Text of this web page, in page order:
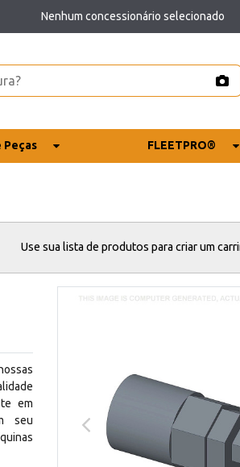
Nenhum concessionário selecionado
Peças FLEETPRO®
Use sua lista de produtos para criar um
em
seu